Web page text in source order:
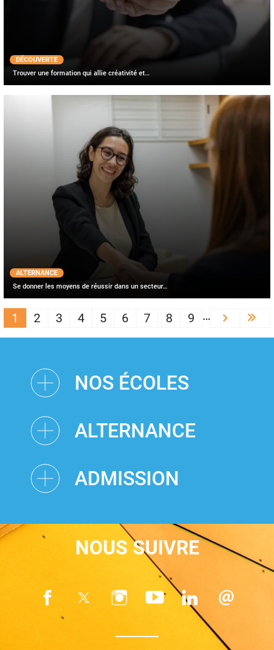
DÉCOUVERTE
Trouver une formation qui allie créativité et…
ALTERNANCE
Se donner les moyens de réussir dans un secteur…
PAGINATION
1 2 3 4 5 6 7 8 9 …
Next ›
NOS ÉCOLES
ALTERNANCE
ADMISSION
NOUS SUIVRE